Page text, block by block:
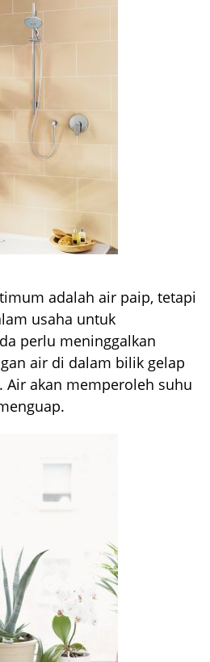
adalah air paip, tetapi
usaha untuk
perlu meninggalkan
air di dalam bilik gelap
Air akan memperoleh suhu